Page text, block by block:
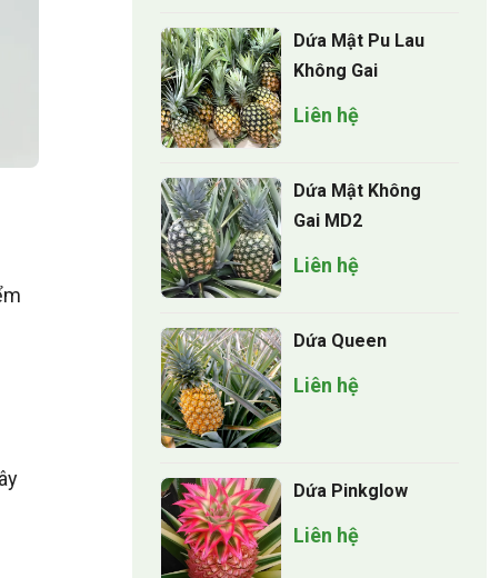
Dứa Mật Pu Lau
Không Gai
Liên hệ
Dứa Mật Không
Gai MD2
Liên hệ
Dứa Queen
Liên hệ
Dứa Pinkglow
Liên hệ